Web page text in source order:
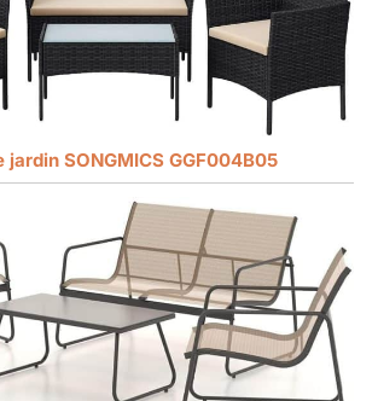
jardin SONGMICS GGF004B05